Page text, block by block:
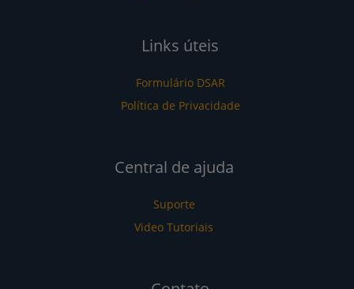
Links úteis
Formulário DSAR
Política de Privacidade
Central de ajuda
Suporte
Video Tutoriais